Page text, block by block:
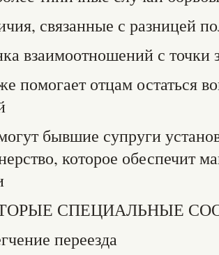
связанные с разницей
взаимоотношений с точки
помогает отцам остаться
бывшие супруги
которое обеспечит
СПЕЦИАЛЬНЫЕ
переезда